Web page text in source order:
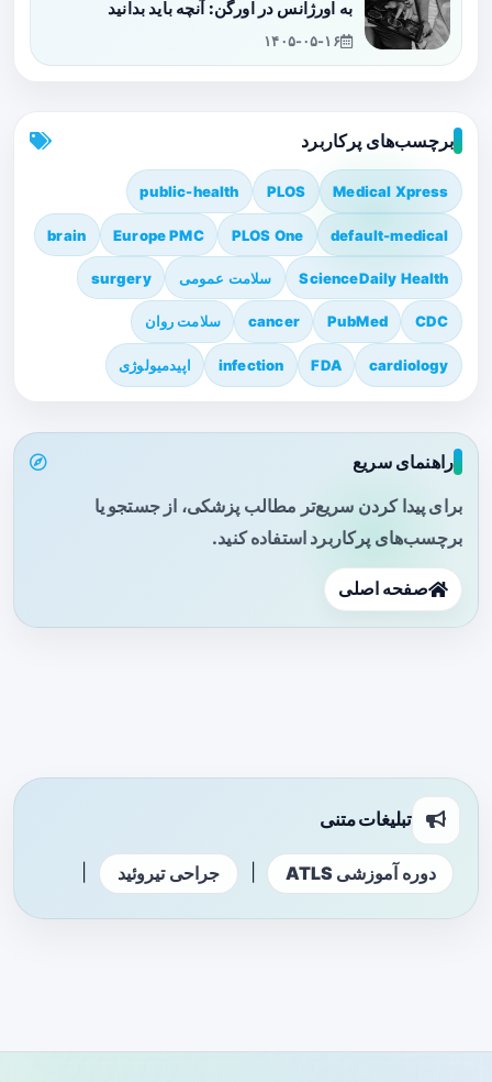
به اورژانس در اورگن: آنچه باید بدانید
۱۴۰۵-۰۵-۱۶
برچسب‌های پرکاربرد
Medical Xpress
PLOS
public-health
default-medical
PLOS One
Europe PMC
brain
ScienceDaily Health سلامت عمومی surgery
CDC
PubMed
cancer سلامت روان
cardiology
FDA
infection اپیدمیولوژی
راهنمای سریع
برای پیدا کردن سریع‌تر مطالب پزشکی، از جستجو یا
برچسب‌های پرکاربرد استفاده کنید.
صفحه اصلی
تبلیغات متنی
دوره آموزشی ATLS جراحی تیروئید